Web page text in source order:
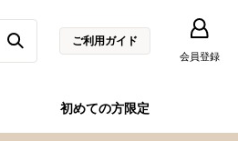
ご利用ガイド
会員登録
初めての方限定